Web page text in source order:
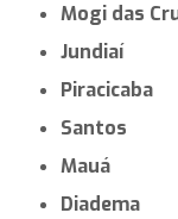
Mogi das
Jundiaí
Piracicaba
Santos
Mauá
Diadema